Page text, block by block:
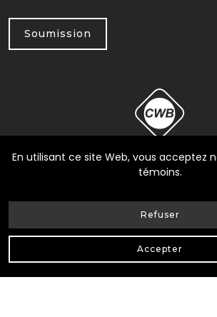
Soumission
© Heneault et Gosselin inc.2026| Tous
Conception Web Delisoft|
En utilisant ce site Web, vous acceptez
témoins.
Refuser
Accepter